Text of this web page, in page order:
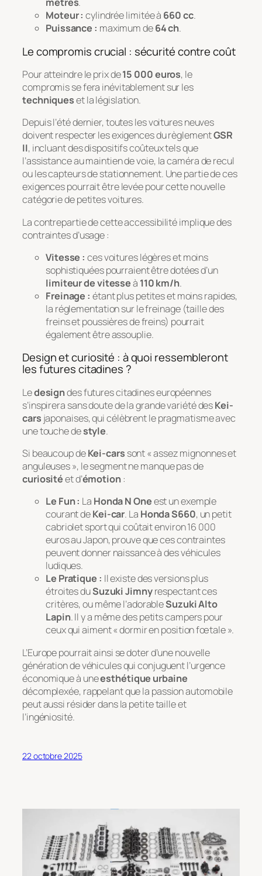
Moteur : cylindrée limitée à 660 cc.
Puissance : maximum de64 ch.
Le compromis crucial : sécurité contre coût
Pour atteindre le prix de15 000 euros, le
compromis se fera inévitablement sur les
techniqueset la législation.
Depuis l’été dernier, toutes les voitures neuves
doivent respecter les exigences du règlementGSR
II, incluant des dispositifs coûteux tels que
l’assistance au maintien de voie, la caméra de recul
ou les capteurs de stationnement. Une partie de ces
exigences pourrait être levée pour cette nouvelle
catégorie de petites voitures.
La contrepartie de cette accessibilité implique des
contraintes d’usage :
Vitesse : ces voitures légères et moins
sophistiquées pourraient être dotées d’un
limiteur de vitesseà 110 km/h.
Freinage : étant plus petites et moins rapides,
la réglementation sur le freinage (taille des
freins et poussières de freins) pourrait
également être assouplie.
Design et curiosité : à quoi ressembleront
les futures citadines ?
Ledesigndes futures citadines européennes
s’inspirera sans doute de la grande variété desKei-
cars japonaises, qui célèbrent le pragmatisme avec
une touche destyle.
Si beaucoup deKei-cars sont « assez mignonnes et
anguleuses », le segment ne manque pas de
curiositéet d’émotion:
Le Fun : La Honda N Oneest un exemple
courant deKei-car. La Honda S660, un petit
cabriolet sport qui coûtait environ 16 000
euros au Japon, prouve que ces contraintes
peuvent donner naissance à des véhicules
ludiques.
Le Pratique : Il existe des versions plus
étroites duSuzuki Jimnyrespectant ces
critères, ou même l’adorableSuzuki Alto
Lapin. Il y a même des petitscamperspour
ceux qui aiment « dormir en position fœtale ».
L’Europe pourrait ainsi se doter d’une nouvelle
génération de véhicules qui conjuguent l’urgence
économique à uneesthétique urbaine
décomplexée, rappelant que la passion automobile
peut aussi résider dans la petite taille et
l’ingéniosité.
22 octobre 2025